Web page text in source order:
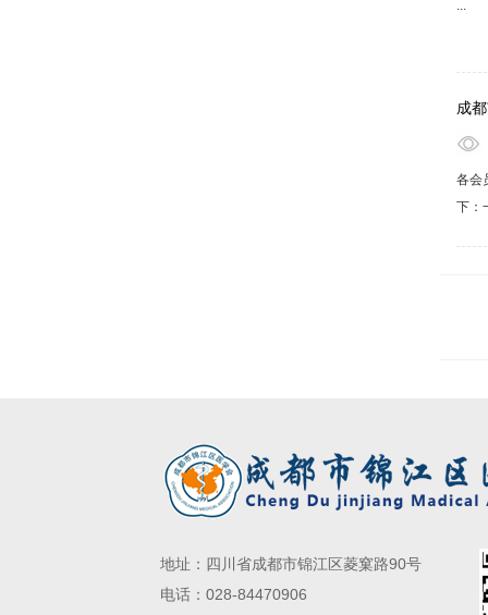
...
成
各会
下：
地址：四川省成都市锦江区菱窠路90号
电话：028-84470906